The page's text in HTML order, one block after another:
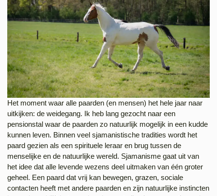
Het moment waar alle paarden (en mensen) het hele jaar naar
uitkijken: de weidegang. Ik heb lang gezocht naar een
pensionstal waar de paarden zo natuurlijk mogelijk in een kudde
kunnen leven. Binnen veel sjamanistische tradities wordt het
paard gezien als een spirituele leraar en brug tussen de
menselijke en de natuurlijke wereld. Sjamanisme gaat uit van
het idee dat alle levende wezens deel uitmaken van één groter
geheel. Een paard dat vrij kan bewegen, grazen, sociale
contacten heeft met andere paarden en zijn natuurlijke instincten